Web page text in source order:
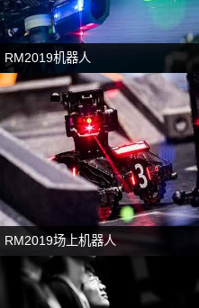
RM2019机器人
RM2019场上机器人